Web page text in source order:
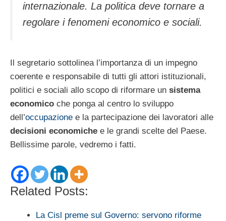
internazionale. La politica deve tornare a
regolare i fenomeni economico e sociali.
Il segretario sottolinea l’importanza di un impegno
coerente e responsabile di tutti gli attori istituzionali,
politici e sociali allo scopo di riformare un sistema
economico che ponga al centro lo sviluppo
dell’occupazione e la partecipazione dei lavoratori alle
decisioni economiche e le grandi scelte del Paese.
Bellissime parole, vedremo i fatti.
Related Posts:
La Cisl preme sul Governo: servono riforme